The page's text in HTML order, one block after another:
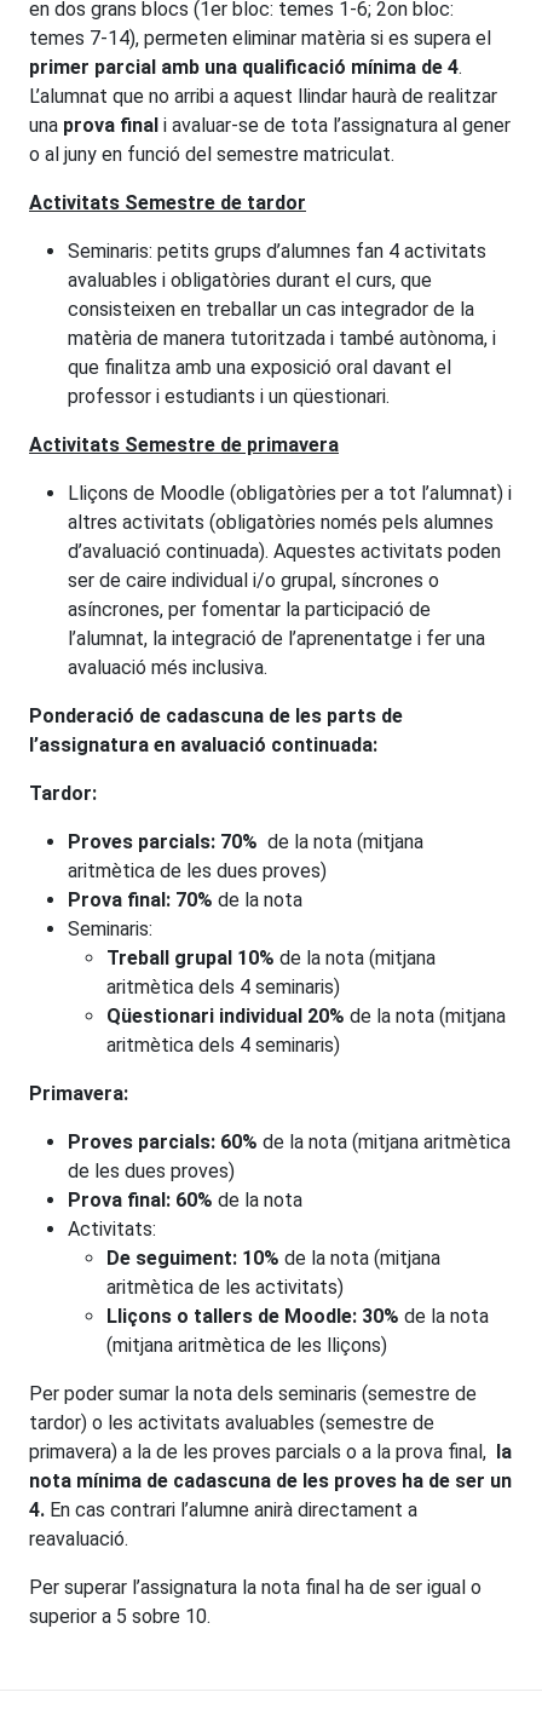
en dos grans blocs (1er bloc: temes 1-6; 2on bloc:
temes 7-14), permeten eliminar matèria si es supera el
primer parcial amb una qualificació mínima de 4.
L’alumnat que no arribi a aquest llindar haurà de realitzar
una prova final i avaluar-se de tota l’assignatura al gener
o al juny en funció del semestre matriculat.
Activitats Semestre de tardor
Seminaris: petits grups d’alumnes fan 4 activitats
avaluables i obligatòries durant el curs, que
consisteixen en treballar un cas integrador de la
matèria de manera tutoritzada i també autònoma, i
que finalitza amb una exposició oral davant el
professor i estudiants i un qüestionari.
Activitats Semestre de primavera
Lliçons de Moodle (obligatòries per a tot l’alumnat) i
altres activitats (obligatòries només pels alumnes
d’avaluació continuada). Aquestes activitats poden
ser de caire individual i/o grupal, síncrones o
asíncrones, per fomentar la participació de
l’alumnat, la integració de l’aprenentatge i fer una
avaluació més inclusiva.
Ponderació de cadascuna de les parts de
l’assignatura en avaluació continuada:
Tardor:
Proves parcials: 70% de la nota (mitjana
aritmètica de les dues proves)
Prova final: 70% de la nota
Seminaris:
Treball grupal 10% de la nota (mitjana
aritmètica dels 4 seminaris)
Qüestionari individual 20% de la nota (mitjana
aritmètica dels 4 seminaris)
Primavera:
Proves parcials: 60% de la nota (mitjana aritmètica
de les dues proves)
Prova final: 60% de la nota
Activitats:
De seguiment: 10% de la nota (mitjana
aritmètica de les activitats)
Lliçons o tallers de Moodle: 30% de la nota
(mitjana aritmètica de les lliçons)
Per poder sumar la nota dels seminaris (semestre de
tardor) o les activitats avaluables (semestre de
primavera) a la de les proves parcials o a la prova final,
la
nota mínima de cadascuna de les proves ha de ser un
4. En cas contrari l’alumne anirà directament a
reavaluació.
Per superar l’assignatura la nota final ha de ser igual o
superior a 5 sobre 10.